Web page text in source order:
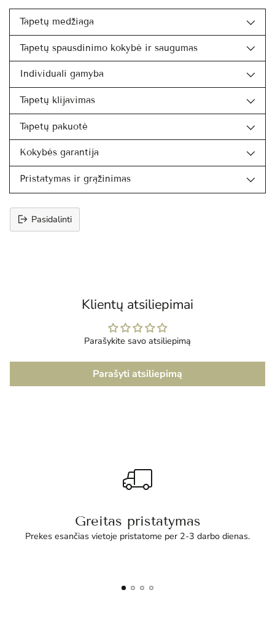
Tapetų medžiaga
Tapetų spausdinimo kokybė ir saugumas
Individuali gamyba
Tapetų klijavimas
Tapetų pakuotė
Kokybės garantija
Pristatymas ir grąžinimas
Pasidalinti
Klientų atsiliepimai
Parašykite savo atsiliepimą
Parašyti atsiliepimą
Greitas pristatymas
Prekes esančias vietoje pristatome per 2-3 darbo dienas.